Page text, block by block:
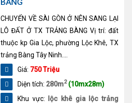
CHUYỂN VỀ SÀI GÒN Ở NÊN SANG LẠI
LÔ ĐẤT Ở TX TRẢNG BÀNG Vị trí: đất
thuộc kp Gia Lộc, phường Lộc Khê, TX
trảng Bàng Tây Ninh....
Giá: 750 Triệu
Diện tích: 280m2 (10mx28m)
Khu vực: lộc khê gia lộc trảng